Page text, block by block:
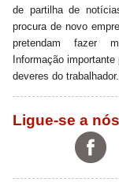
de partilha de
procura de novo
pretendam fazer
Informação
deveres do trabalhador.
Ligue-se a nós